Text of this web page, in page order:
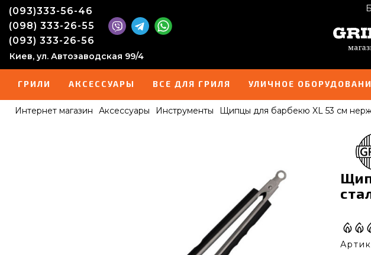
(093)333-56-46
(098) 333-26-55
(093) 333-26-56
Киев, ул. Автозаводская 99/4
ГРИЛИ АКСЕССУАРЫ ВСЕ ДЛЯ ГРИЛЯ УЛИЧНОЕ
Интернет магазин Аксессуары Инструменты Щипцы для барбекю XL 53 см